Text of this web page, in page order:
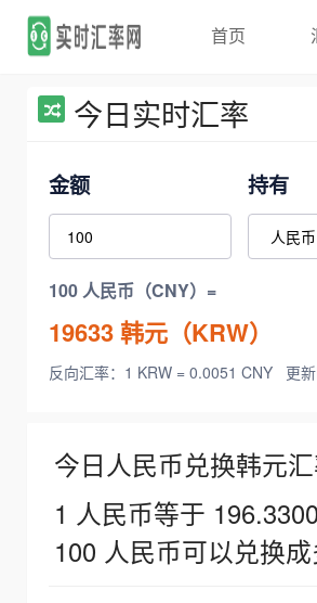
首页
今日实时汇率
金额 持有
100 人民币（CNY）=
19633韩元（KRW）
反向汇率：1 KRW = 0.0051 CNY 更
今日人民币兑换韩元汇
1 人民币等于
100 人民币可以兑换成